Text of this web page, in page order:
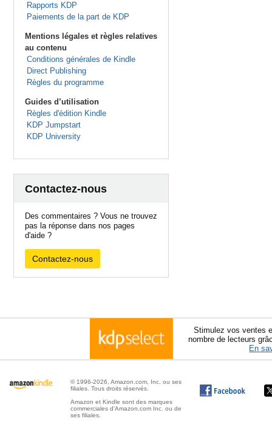
Rapports KDP
Paiements de la part de KDP
Mentions légales et règles relatives
au contenu
Conditions générales de Kindle
Direct Publishing
Règles du programme
Guides d’utilisation
Règles d'édition Kindle
KDP Jumpstart
KDP University
Contactez-nous
Des commentaires ? Vous ne trouvez
pas la réponse dans nos pages
d'aide ?
Contactez-nous
Stimulez vos ventes
nombre de lecteurs
En
© 1996-2026, Amazon.com, Inc. ou ses
filiales. Tous droits réservés.
Amazon et Kindle sont des marques
commerciales d'Amazon.com Inc. ou de
ses filiales.